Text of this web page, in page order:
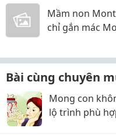
Mầm non
chỉ gắn mác
Bài cùng chuyên
Mong con
lộ trình phù